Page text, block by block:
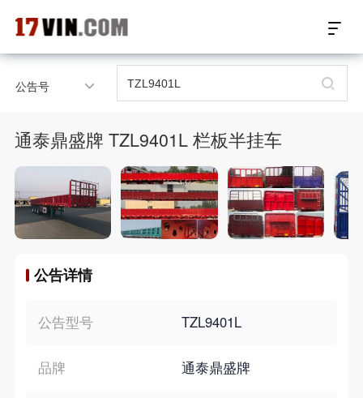
17VIN车架号查询首页
汽配产品车型适配
汽配产品电子目录
微信群智能客服
个性化私人定制
公告号
通泰鼎盛牌 TZL9401L 栏板半挂车
公告详情
公告型号 TZL9401L
品牌 通泰鼎盛牌